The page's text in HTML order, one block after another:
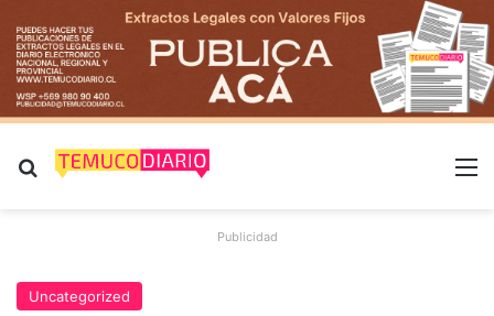
Buscar por
Publicidad
Uncategorized